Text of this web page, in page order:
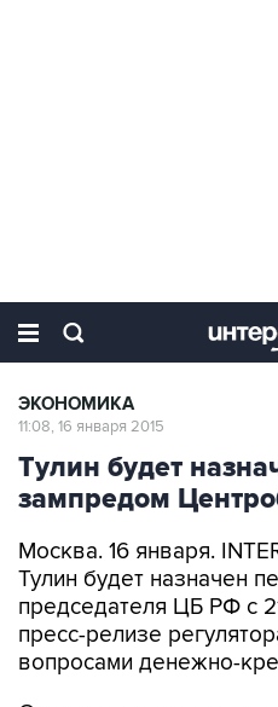
ЭКОНОМИКА
11:08, 16 января 2015
Тулин будет
зампредом
Москва. 16 января.
Тулин будет назначен
председателя ЦБ РФ с
пресс-релизе
вопросами денежно-